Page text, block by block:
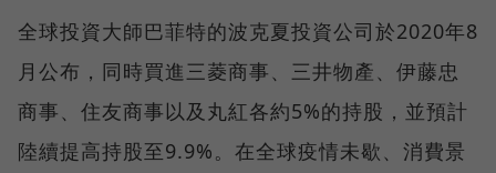
全球投資大師巴菲特的波克夏投資公司於2020年8
月公布，同時買進三菱商事、三井物產、伊藤忠
商事、住友商事以及丸紅各約5%的持股，並預計
陸續提高持股至9.9%。在全球疫情未歇、消費景